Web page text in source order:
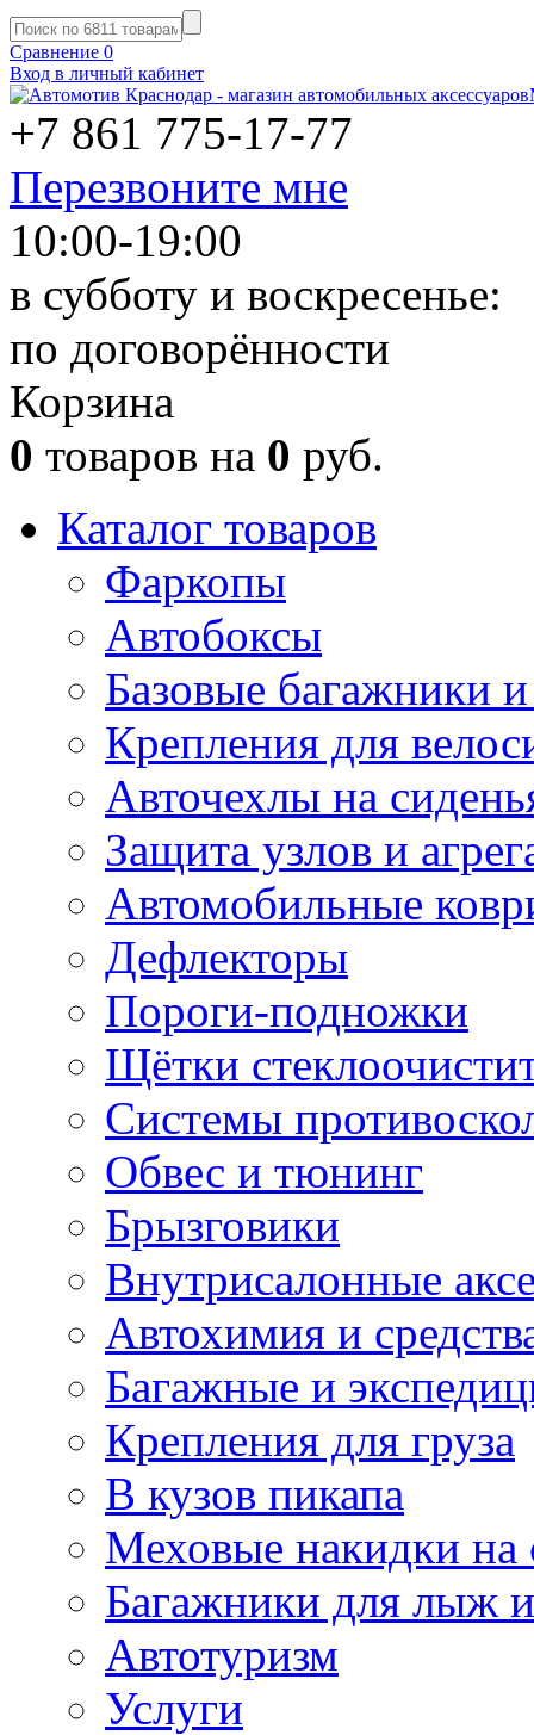
Сравнение 0
Вход в личный кабинет
+7 861 775-17-77
Перезвоните мне
10:00-19:00
в субботу и воскресенье:
по договорённости
Корзина
0 товаров на 0 руб.
Каталог товаров
Фаркопы
Автобоксы
Базовые багажники
Крепления для
Авточехлы на
Защита узлов и
Автомобильные
Дефлекторы
Пороги-подножки
Щётки
Системы
Обвес и тюнинг
Брызговики
Внутрисалонные
Автохимия и
Багажные и
Крепления для груза
В кузов пикапа
Меховые накидки на
Багажники для лыж
Автотуризм
Услуги